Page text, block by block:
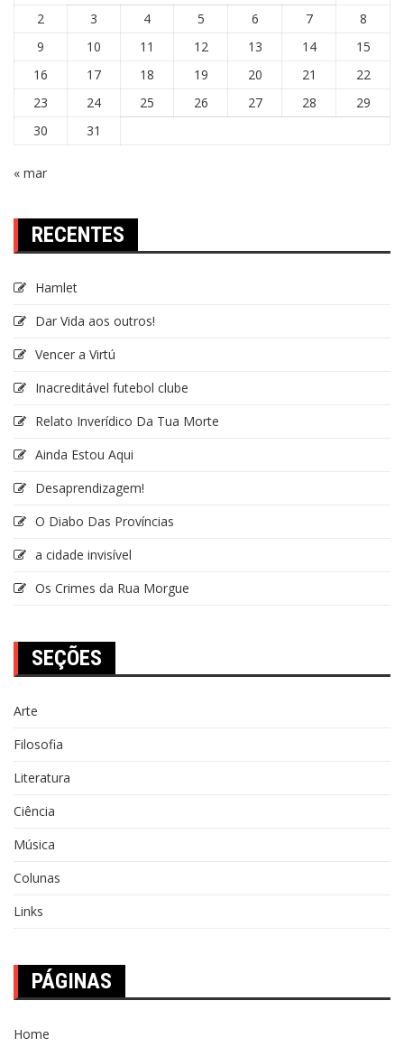
2
3 4 5 6 7
8
9
10 11 12 13 14
15
16
17 18 19 20 21
22
23
24 25 26 27 28
29
30
31
« mar
RECENTES
Hamlet
Dar Vida aos outros!
Vencer a Virtú
Inacreditável futebol clube
Relato Inverídico Da Tua Morte
Ainda Estou Aqui
Desaprendizagem!
O Diabo Das Províncias
a cidade invisível
Os Crimes da Rua Morgue
SEÇÕES
Arte
Filosofia
Literatura
Ciência
Música
Colunas
Links
PÁGINAS
Home